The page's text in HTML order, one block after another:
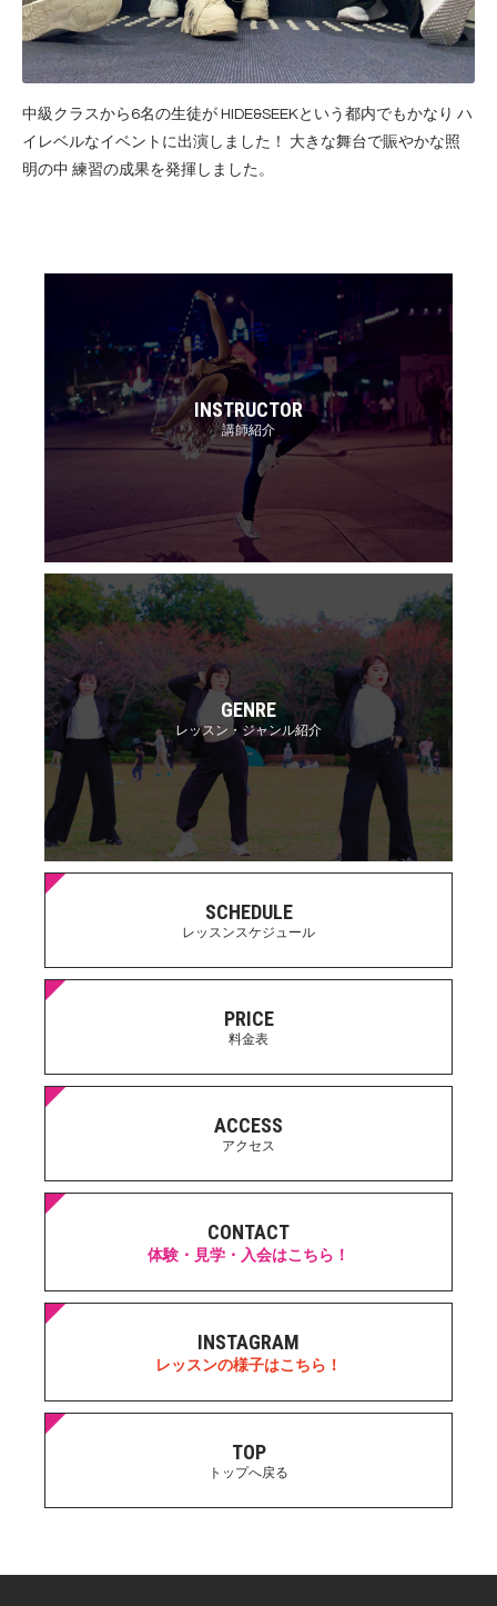
中級クラスから6名の生徒が HIDE&SEEKという都内でもかなり ハ
イレベルなイベントに出演しました！ 大きな舞台で賑やかな照
明の中 練習の成果を発揮しました。
INSTRUCTOR
講師紹介
GENRE
レッスン・ジャンル紹介
SCHEDULE
レッスンスケジュール
PRICE
料金表
ACCESS
アクセス
CONTACT
体験・見学・入会はこちら！
INSTAGRAM
レッスンの様子はこちら！
TOP
トップへ戻る